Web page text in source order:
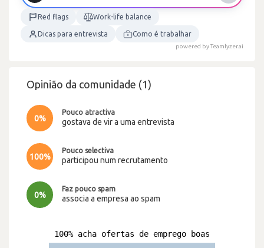
Red flags Work-life balance
Dicas para entrevista Como é trabalhar
powered by Teamlyzer.ai
Opinião da comunidade (1)
0%
Pouco atractiva
gostava de vir a uma entrevista
100%
Pouco selectiva
participou num recrutamento
0%
Faz pouco spam
associa a empresa ao spam